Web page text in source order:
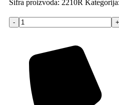
Šifra proizvoda: 2210R Kategorija:
- +